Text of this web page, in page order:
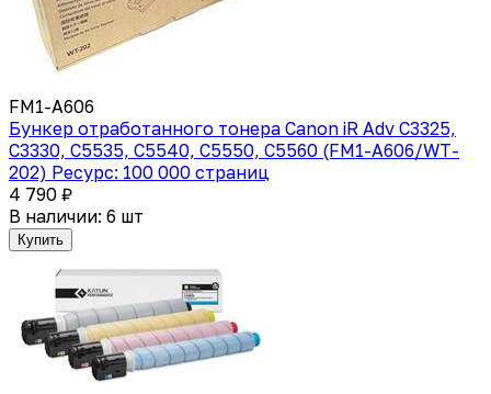
FM1-A606
Бункер отработанного тонера Canon iR Adv C3325,
C3330, C5535, C5540, C5550, C5560 (FM1-A606/WT-
202) Ресурс: 100 000 страниц
4 790 ₽
В наличии: 6 шт
Купить